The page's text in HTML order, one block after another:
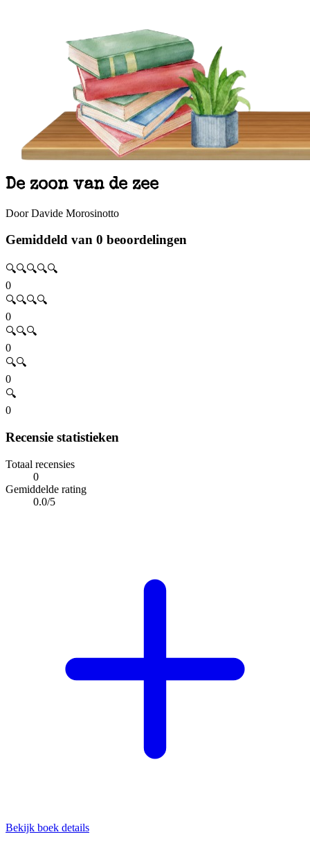
De zoon van de zee
Door Davide Morosinotto
Gemiddeld van 0 beoordelingen
🔍🔍🔍🔍🔍
0
🔍🔍🔍🔍
0
🔍🔍🔍
0
🔍🔍
0
🔍
0
Recensie statistieken
Totaal recensies
0
Gemiddelde rating
0.0/5
Bekijk boek details